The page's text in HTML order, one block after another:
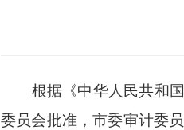
根据《中华人民共和
委员会批准 ，市委审计委